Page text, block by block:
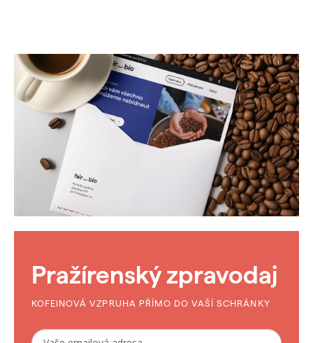
Pražírenský zpravodaj
KOFEINOVÁ VZPRUHA PŘÍMO DO VAŠÍ SCHRÁNKY